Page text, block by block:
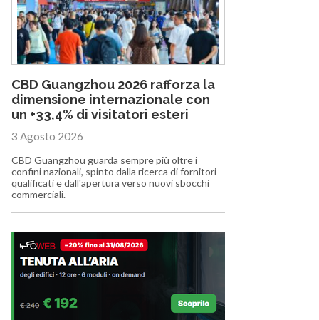
CBD Guangzhou 2026 rafforza la
dimensione internazionale con
un +33,4% di visitatori esteri
3 Agosto 2026
CBD Guangzhou guarda sempre più oltre i
confini nazionali, spinto dalla ricerca di fornitori
qualificati e dall'apertura verso nuovi sbocchi
commerciali.